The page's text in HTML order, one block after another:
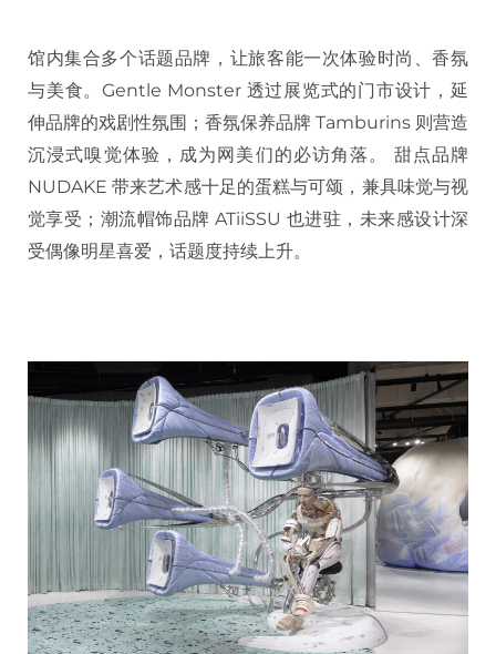
馆内集合多个话题品牌，让旅客能一次体验时尚、香氛
与美食。Gentle Monster 透过展览式的门市设计，延
伸品牌的戏剧性氛围；香氛保养品牌 Tamburins 则营造
沉浸式嗅觉体验，成为网美们的必访角落。 甜点品牌
NUDAKE 带来艺术感十足的蛋糕与可颂，兼具味觉与视
觉享受；潮流帽饰品牌 ATiiSSU 也进驻，未来感设计深
受偶像明星喜爱，话题度持续上升。